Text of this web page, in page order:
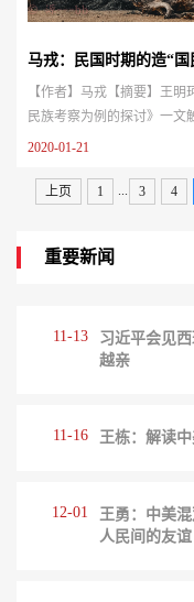
马戎：民国时期的造“国
【作者】马戎【摘要】王
民族考察为例的探讨》一文
要、最紧迫的工作是“造民族
不难发现，运用西方民族
一条便捷的道路，但“民族”
2020-01-21
上页 1 ... 3 4
重要新闻
11-13
习近平会见
越亲
11-16 王栋：解读
12-01
王勇：中美
人民间的友谊